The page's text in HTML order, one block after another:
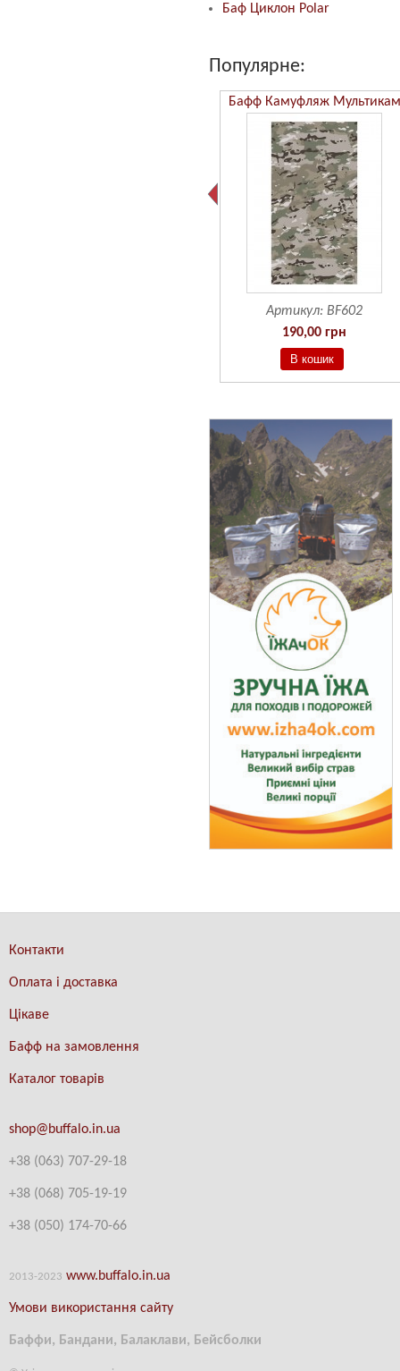
Баф Циклон Polar
Популярне:
Бафф Камуфляж Мультикам
Артикул: BF602
190,00 грн
Контакти
Оплата і доставка
Цікаве
Бафф на замовлення
Каталог товарів
shop@buffalo.in.ua
+38 (063) 707-29-18
+38 (068) 705-19-19
+38 (050) 174-70-66
2013-2023 www.buffalo.in.ua
Умови використання сайту
Баффи, Бандани, Балаклави, Бейсболки